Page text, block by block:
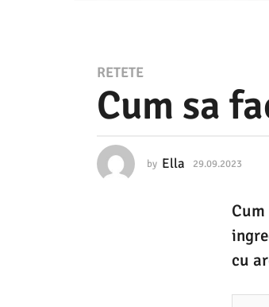
2
9
.
0
9
RETETE
Cum sa
by Ella 29.09.2023
0
.
2
0
3
cu